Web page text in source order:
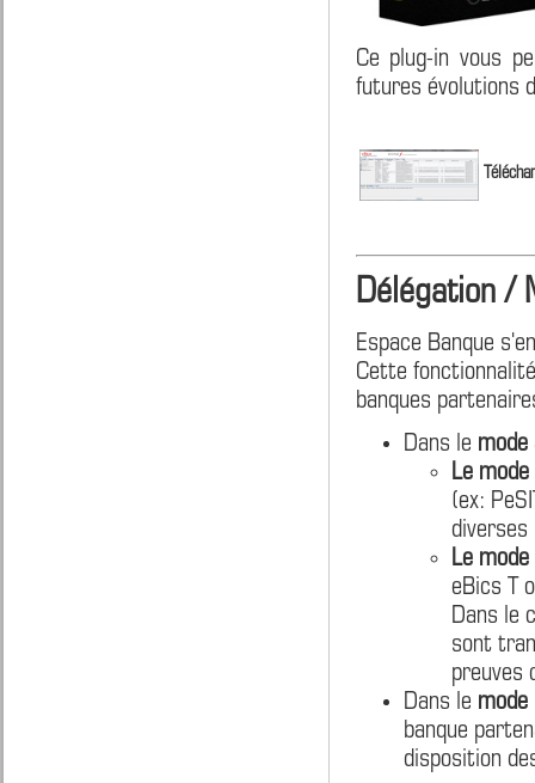
Ce plug-in vous
futures évolutions
Délégation /
Espace Banque
Cette
banques
Dans le mode
Le
(ex:
diverses
Le
eBics T
Dans le
sont
preuves
Dans le
banque
disposition